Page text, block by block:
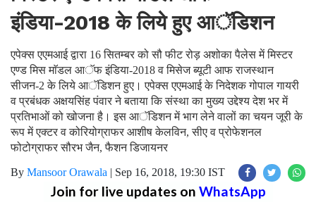
इंडिया-2018 के लिये हुए आॅडिशन
एपेक्स एएमआई द्वारा 16 सितम्बर को सौ फीट रोड़ अशोका पैलेस में मिस्टर
एण्ड मिस माॅडल आॅफ इंडिया-2018 व मिसेज ब्यूटी आफ राजस्थान
सीजन-2 के लिये आॅडिशन हुए। एपेक्स एएमआई के निदेशक गोपाल गायरी
व प्रबंधक अक्षयसिंह पंवार ने बताया कि संस्था का मुख्य उद्देश्य देश भर में
प्रतिभाओं को खोजना है। इस आॅडिशन में भाग लेने वालों का चयन जूरी के
रूप में एक्टर व कोरियोग्राफर आशीष केलविन, सीए व प्रोफेशनल
फोटोग्राफर सौरभ जैन, फैशन डिजायनर
By Mansoor Orawala | Sep 16, 2018, 19:30 IST
Join for live updates on WhatsApp